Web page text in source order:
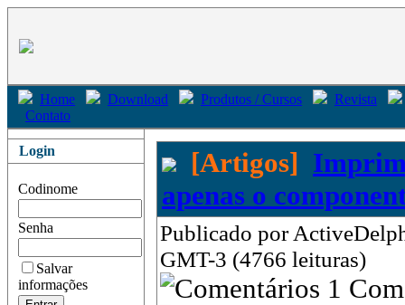
Home Download Produtos / Cursos
Revista
Contato
Login
Codinome
Senha
Salvar
informações
[Artigos]
apenas o
Publicado por
GMT-3 (4766 leituras)
1